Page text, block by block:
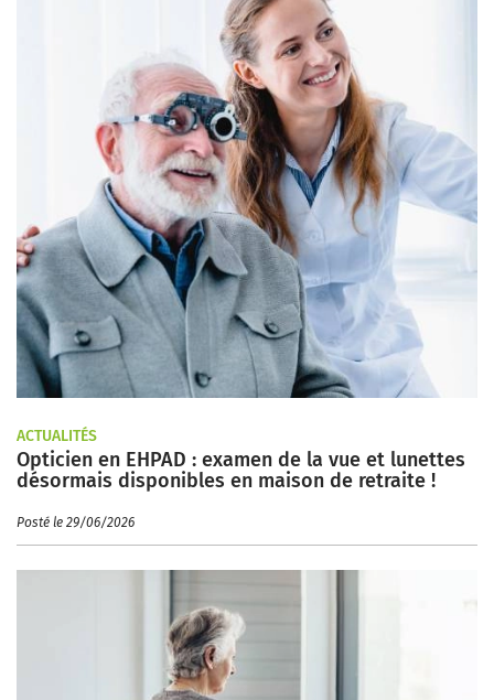
ACTUALITÉS
Opticien en EHPAD : examen de la vue et lunettes
désormais disponibles en maison de retraite !
Posté le 29/06/2026